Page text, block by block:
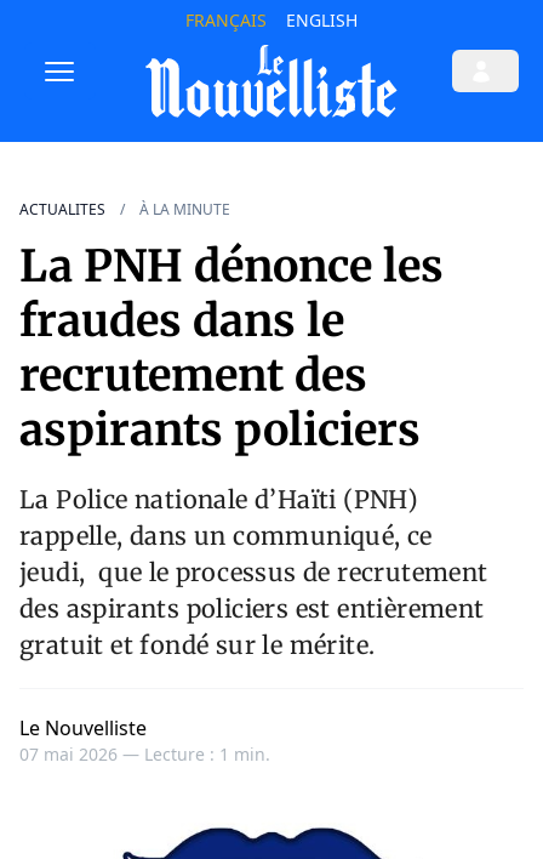
FRANÇAIS ENGLISH
ACTUALITES À LA MINUTE
La PNH dénonce les
fraudes dans le
recrutement des
aspirants policiers
La Police nationale d’Haïti (PNH)
rappelle, dans un communiqué, ce
jeudi, que le processus de recrutement
des aspirants policiers est entièrement
gratuit et fondé sur le mérite.
Le Nouvelliste
07 mai 2026 — Lecture : 1 min.